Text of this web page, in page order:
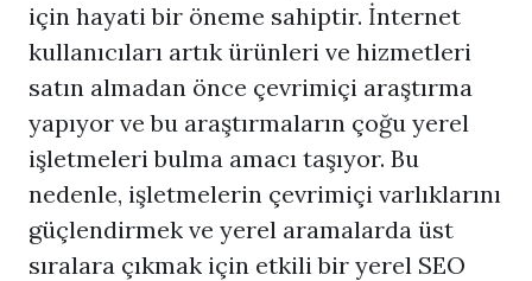
için hayati bir öneme sahiptir. İnternet
kullanıcıları artık ürünleri ve hizmetleri
satın almadan önce çevrimiçi araştırma
yapıyor ve bu araştırmaların çoğu yerel
işletmeleri bulma amacı taşıyor. Bu
nedenle, işletmelerin çevrimiçi varlıklarını
güçlendirmek ve yerel aramalarda üst
sıralara çıkmak için etkili bir yerel SEO